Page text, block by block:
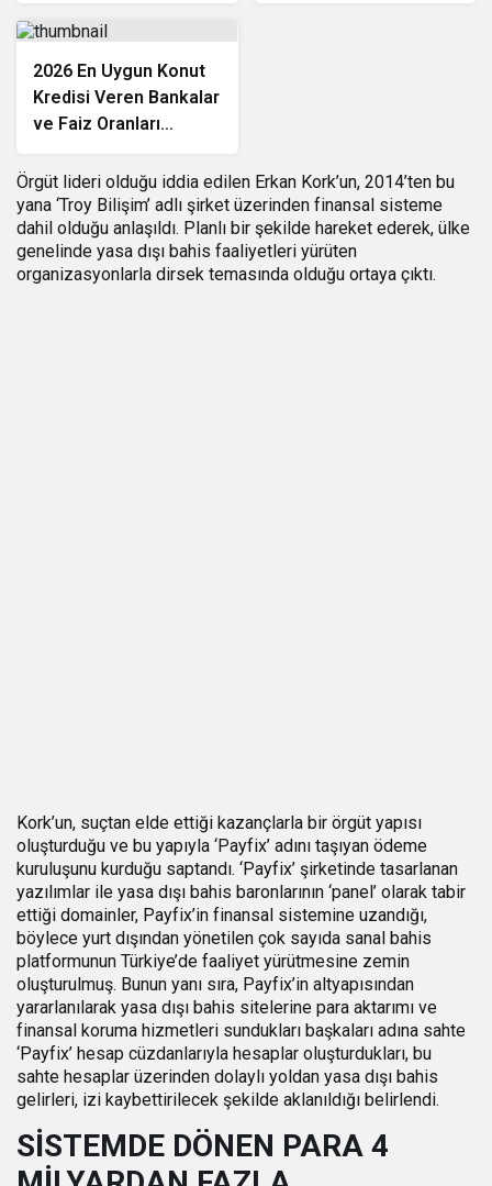
Rehberi
2026 En Uygun Konut
Kredisi Veren Bankalar
ve Faiz Oranları
Örgüt lideri olduğu iddia edilen Erkan Kork’un, 2014’ten bu
yana ‘Troy Bilişim’ adlı şirket üzerinden finansal sisteme
dahil olduğu anlaşıldı. Planlı bir şekilde hareket ederek, ülke
genelinde yasa dışı bahis faaliyetleri yürüten
organizasyonlarla dirsek temasında olduğu ortaya çıktı.
Kork’un, suçtan elde ettiği kazançlarla bir örgüt yapısı
oluşturduğu ve bu yapıyla ‘Payfix’ adını taşıyan ödeme
kuruluşunu kurduğu saptandı. ‘Payfix’ şirketinde tasarlanan
yazılımlar ile yasa dışı bahis baronlarının ‘panel’ olarak tabir
ettiği domainler, Payfix’in finansal sistemine uzandığı,
böylece yurt dışından yönetilen çok sayıda sanal bahis
platformunun Türkiye’de faaliyet yürütmesine zemin
oluşturulmuş. Bunun yanı sıra, Payfix’in altyapısından
yararlanılarak yasa dışı bahis sitelerine para aktarımı ve
finansal koruma hizmetleri sundukları başkaları adına sahte
‘Payfix’ hesap cüzdanlarıyla hesaplar oluşturdukları, bu
sahte hesaplar üzerinden dolaylı yoldan yasa dışı bahis
gelirleri, izi kaybettirilecek şekilde aklanıldığı belirlendi.
SİSTEMDE DÖNEN PARA 4